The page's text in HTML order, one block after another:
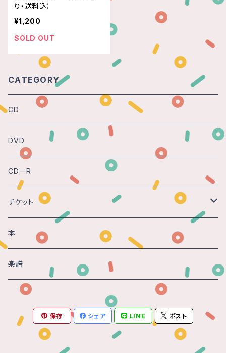
り・送料込）
¥1,200
SOLD OUT
CATEGORY
CD
DVD
CDーR
チケット
Gasparo -時の砂 - 2018@神戸
本
楽譜
保存 シェア LINE ポスト